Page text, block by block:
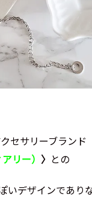
セサリーブランド
リー） 〉 との
いデザインであり